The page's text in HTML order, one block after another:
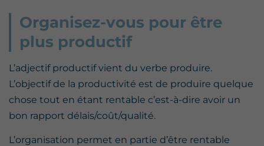
Organisez-vous pour être
plus productif
L’adjectif productif vient du verbe produire.
L’objectif de la productivité est de produire quelque
chose tout en étant rentable c’est-à-dire avoir un
bon rapport délais/coût/qualité.
L’organisation permet en partie d’être rentable